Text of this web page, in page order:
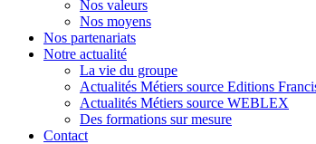
Nos valeurs
Nos moyens
Nos partenariats
Notre actualité
La vie du groupe
Actualités Métiers source Editions
Actualités Métiers source WEBLEX
Des formations sur mesure
Contact